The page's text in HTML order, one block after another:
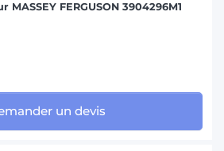
FERGUSON 3904296M1
un devis